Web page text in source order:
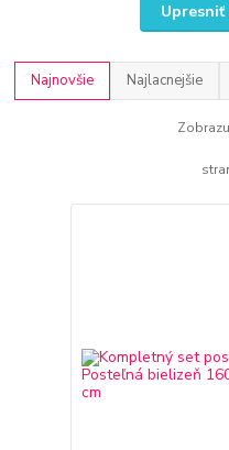
Najnovšie Najlacnejšie